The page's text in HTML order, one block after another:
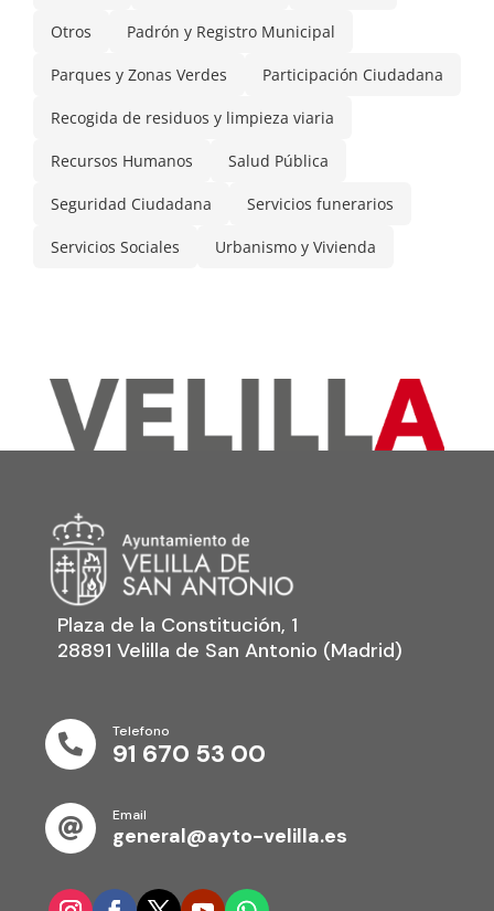
Otros Padrón y Registro Municipal
Parques y Zonas Verdes Participación Ciudadana
Recogida de residuos y limpieza viaria
Recursos Humanos Salud Pública
Seguridad Ciudadana Servicios funerarios
Servicios Sociales Urbanismo y Vivienda
Plaza de la Constitución, 1
28891 Velilla de San Antonio (Madrid)

Telefono
91 670 53 00

Email
general@ayto-velilla.es